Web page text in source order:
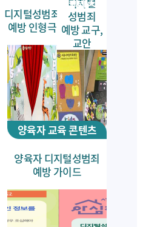
디지털성범죄
예방 인형극
콘텐츠
성범죄
예방 교구,
교안
양육자 교육 콘텐츠
양육자 디지털성범죄
예방 가이드